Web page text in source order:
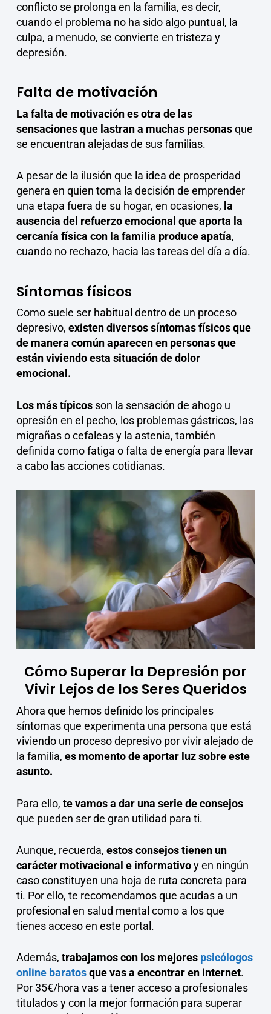
conflicto se prolonga en la familia, es decir,
cuando el problema no ha sido algo puntual, la
culpa, a menudo, se convierte en tristeza y
depresión.
Falta de motivación
La falta de motivación es otra de las
sensaciones que lastran a muchas personasque
se encuentran alejadas de sus familias.
A pesar de la ilusión que la idea de prosperidad
genera en quien toma la decisión de emprender
una etapa fuera de su hogar, en ocasiones, la
ausencia del refuerzo emocional que aporta la
cercanía física con la familia produce apatía,
cuando no rechazo, hacia las tareas del día a día.
Síntomas físicos
Como suele ser habitual dentro de un proceso
depresivo, existen diversos síntomas físicos que
de manera común aparecen en personas que
están viviendo esta situación de dolor
emocional.
Los más típicosson la sensación de ahogo u
opresión en el pecho, los problemas gástricos, las
migrañas o cefaleas y la astenia, también
definida como fatiga o falta de energía para llevar
a cabo las acciones cotidianas.
Cómo Superar la Depresión por
Vivir Lejos de los Seres Queridos
Ahora que hemos definido los principales
síntomas que experimenta una persona que está
viviendo un proceso depresivo por vivir alejado de
la familia, es momento de aportar luz sobre este
asunto.
Para ello, te vamos a dar una serie de consejos
que pueden ser de gran utilidad para ti.
Aunque, recuerda, estos consejos tienen un
carácter motivacional e informativoy en ningún
caso constituyen una hoja de ruta concreta para
ti. Por ello, te recomendamos que acudas a un
profesional en salud mental como a los que
tienes acceso en este portal.
Además, trabajamos con los mejores psicólogos
online baratosque vas a encontrar en internet.
Por 35€/hora vas a tener acceso a profesionales
titulados y con la mejor formación para superar